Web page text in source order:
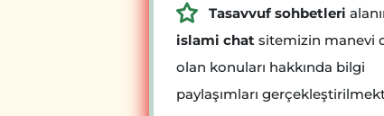
Tasavvuf sohbetleri
islami chat sitemizin manevi
olan konuları hakkında bilgi
paylaşımları